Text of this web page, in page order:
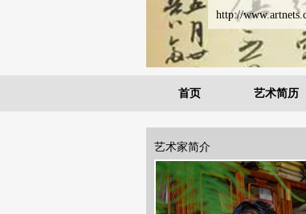
http://
首页 艺术简历
艺术家简介